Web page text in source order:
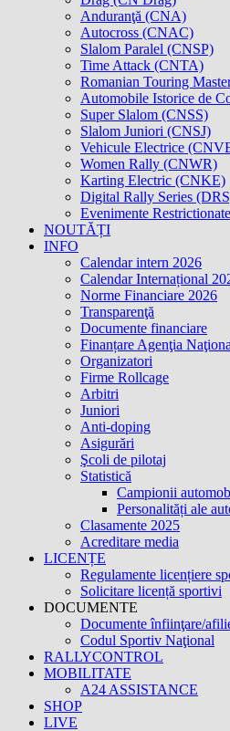
Anduranţă (CNA)
Autocross (CNAC)
Slalom Paralel (CNSP)
Time Attack (CNTA)
Romanian Touring
Automobile Istorice de
Super Slalom (CNSS)
Slalom Juniori (CNSJ)
Vehicule Electrice
Women Rally (CNWR)
Karting Electric (CNKE)
Digital Rally Series
Evenimente Restrictionate
NOUTĂȚI
INFO
Calendar intern 2026
Calendar Internațional
Norme Financiare 2026
Transparenţă
Documente financiare
Finanțare Agenţia
Organizatori
Firme Rollcage
Arbitri
Juniori
Anti-doping
Asigurări
Şcoli de pilotaj
Statistică
Campionii
Personalități ale
Clasamente 2025
Acreditare media
LICENȚE
Regulamente licențiere
Solicitare licență sportivi
DOCUMENTE
Documente înfiinţare/
Codul Sportiv Naţional
RALLYCONTROL
MOBILITATE
A24 ASSISTANCE
SHOP
LIVE